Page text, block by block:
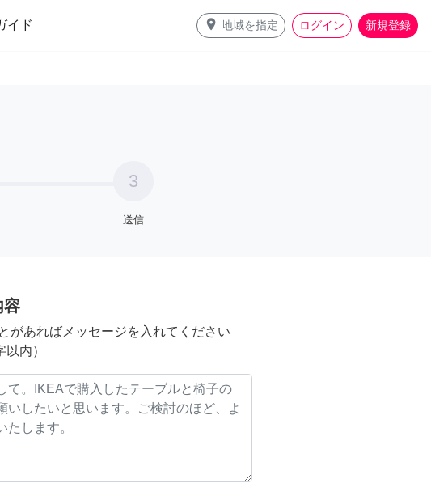
イド place 地域を指定 ログイン 新規登録
3
送信
容
があればメッセージを入れてください
以内）